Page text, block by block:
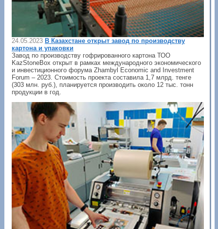
24.05.2023 В Казахстане открыт завод по производству
картона и упаковки
Завод по производству гофрированного картона ТОО
KazStoneBox открыт в рамках международного экономического
и инвестиционного форума Zhambyl Economic and Investment
Forum – 2023. Стоимость проекта составила 1,7 млрд. тенге
(303 млн. руб.), планируется производить около 12 тыс. тонн
продукции в год.